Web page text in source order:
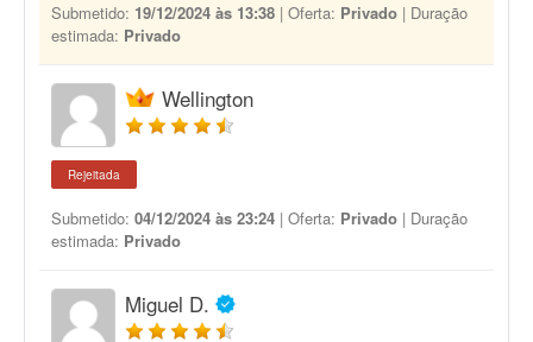
Submetido: 19/12/2024 às 13:38 | Oferta: Privado | Duração
estimada: Privado
Wellington
Rejeitada
Submetido: 04/12/2024 às 23:24 | Oferta: Privado | Duração
estimada: Privado
Miguel D.